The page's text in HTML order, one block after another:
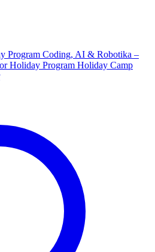
Program Coding, AI & Robotika –
Holiday Program Holiday Camp